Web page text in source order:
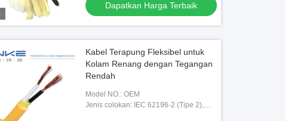
Dapatkan Harga Terbaik
Kabel Terapung Fleksibel untuk
Kolam Renang dengan Tegangan
Rendah
Model NO.: OEM
Jenis colokan: IEC 62196-2 (Tipe 2),